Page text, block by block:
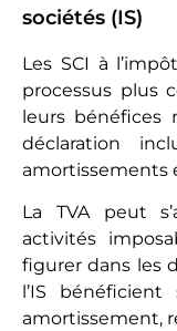
sociétés (IS)
Les SCI à
processus plus
leurs bénéfices
déclaration
amortissements
La TVA peut
activités
figurer dans les
l’IS
amortissement,